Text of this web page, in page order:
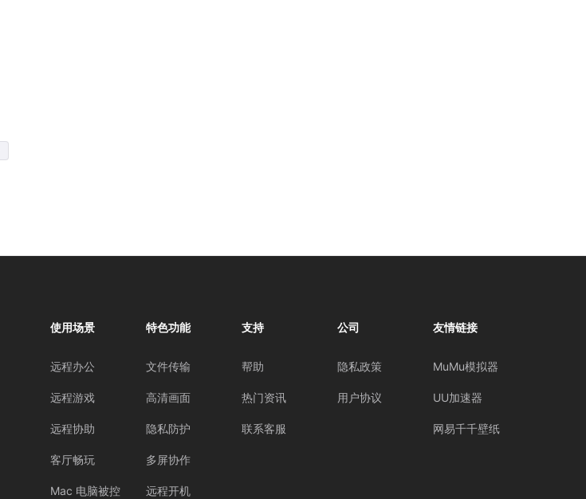
使用场景
远程办公
远程游戏
远程协助
客厅畅玩
Mac 电脑被控
特色功能
文件传输
高清画面
隐私防护
多屏协作
远程开机
支持
帮助
热门资讯
联系客服
公司
隐私政策
用户协议
友情链接
MuMu模拟器
UU加速器
网易千千壁纸